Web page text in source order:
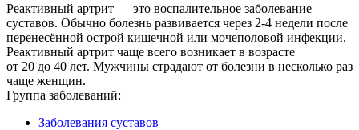
Реактивный артрит — это воспалительное заболевание
суставов. Обычно болезнь развивается через 2-4 недели после
перенесённой острой кишечной или мочеполовой инфекции.
Реактивный артрит чаще всего возникает в возрасте
от 20 до 40 лет. Мужчины страдают от болезни в несколько раз
чаще женщин.
Группа заболеваний:
Заболевания суставов